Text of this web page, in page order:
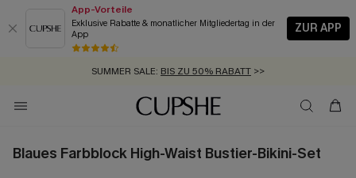
App-Vorteile
Exklusive Rabatte & monatlicher Mitgliedertag in der
App
ZUR APP
GRATIS MASSBAND MIT JEDEM SCHNELLVERSAND-ARTIKEL >>
SUMMER SALE: BIS ZU 50% RABATT >>
ZUM NEWSLETTER:BIS ZU -20% EXTRA ERHALTEN
KOSTENLOSER VERSAND AB 89 €
Blaues Farbblock High-Waist Bustier-Bikini-Set